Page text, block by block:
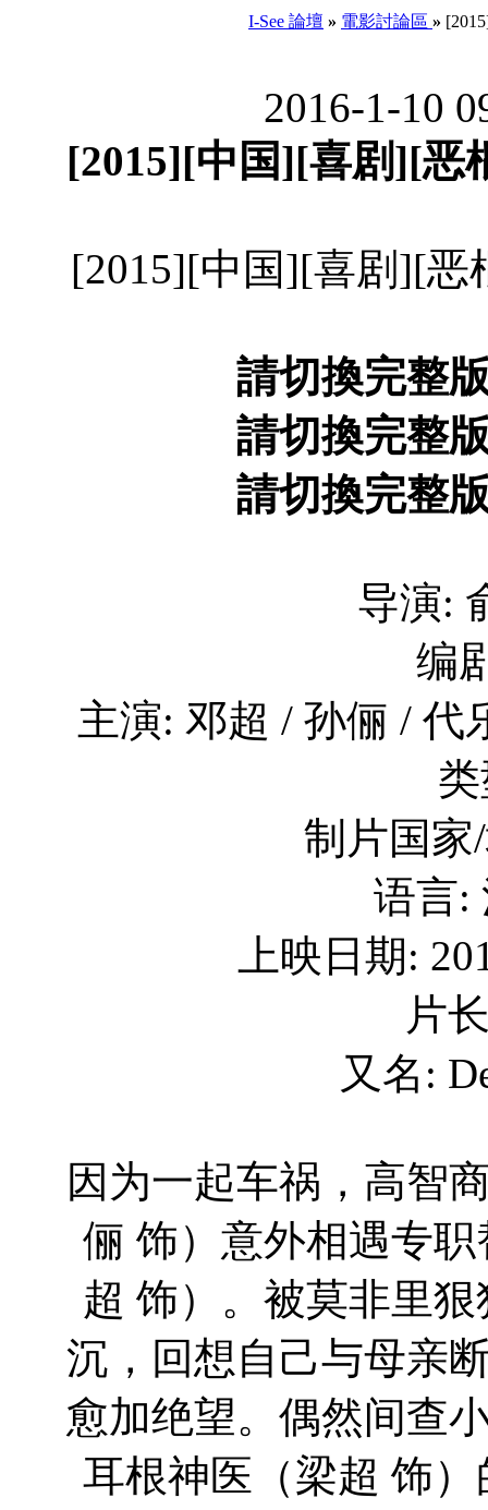
I-See 論壇 » 電影討論區 »
2016-1-10
[2015][中国][喜剧][恶
[2015][中国][喜剧][恶
請切換完整
請切換完整
請切換完整
导演:
编
主演: 邓超 / 孙俪 / 代
制片国家
语言:
上映日期:
片
又名:
因为一起车祸，高智
俪 饰）意外相遇专
超 饰）。被莫非里
沉，回想自己与母亲
愈加绝望。偶然间查
耳根神医（梁超 饰